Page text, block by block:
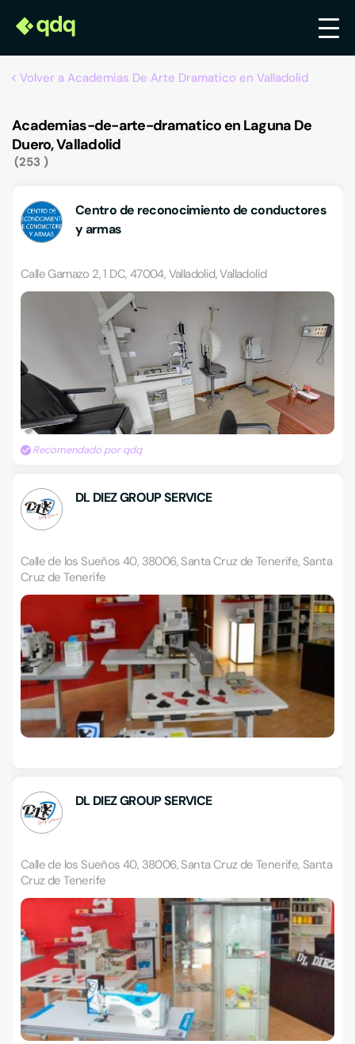
Volver a Academias De Arte Dramatico en Valladolid
Academias-de-arte-dramatico en Laguna De
Duero, Valladolid
253
Centro de reconocimiento de conductores
y armas
Calle Gamazo 2, 1 DC, 47004, Valladolid, Valladolid
Recomendado por qdq
DL DIEZ GROUP SERVICE
Calle de los Sueños 40, 38006, Santa Cruz de Tenerife, Santa
Cruz de Tenerife
DL DIEZ GROUP SERVICE
Calle de los Sueños 40, 38006, Santa Cruz de Tenerife, Santa
Cruz de Tenerife